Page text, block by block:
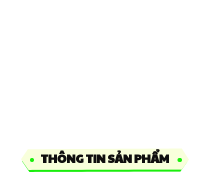
THÔNG TIN SẢN PHẨM